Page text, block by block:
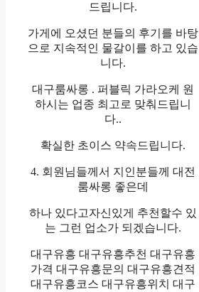
드립니다.
가게에 오셨던 분들의 후기를 바탕
으로 지속적인 물갈이를 하고 있습
니다.
대구룸싸롱 . 퍼블릭 가라오케 원
하시는 업종 최고로 맞춰드립니
다..
확실한 초이스 약속드립니다.
4. 회원님들께서 지인분들께 대전
룸싸롱 좋은데
하나 있다고자신있게 추천할수 있
는 그런 업소가 되겠습니다.
대구유흥 대구유흥추천 대구유흥
가격 대구유흥문의 대구유흥견적
대구유흥코스 대구유흥위치 대구